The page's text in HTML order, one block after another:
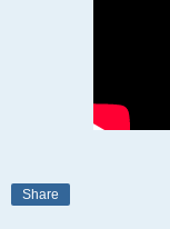
Share